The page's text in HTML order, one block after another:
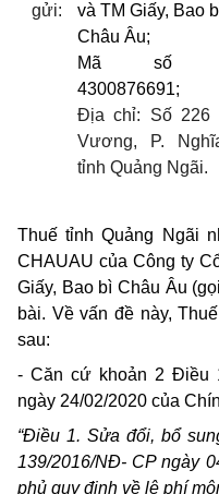
gửi:
và TM Giấy, Bao
Châu Âu;
Mã số
4300876691;
Địa chỉ: Số 226
Vương, P.
tỉnh Quảng Ngãi.
Thuế tỉnh Quảng Ngãi
CHAUAU của Công ty
Giấy, Bao bì Châu Âu
bài. Về vấn đề này,
sau:
- Căn cứ khoản 2 Điều
ngày 24/02/2020 của
“Điều 1. Sửa đổi, bổ
139/2016/NĐ- CPngày
phủ quy định về lệ phí